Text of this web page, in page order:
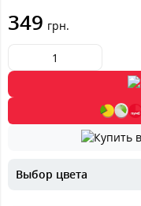
349 грн.
Выбор цвета